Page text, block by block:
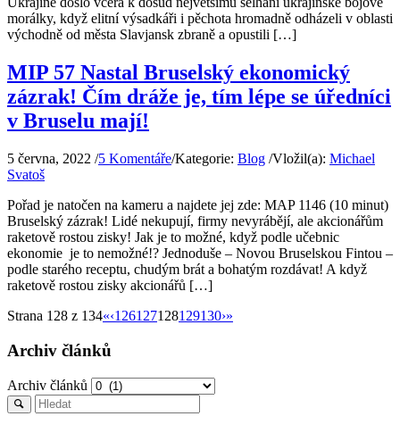
morálky, když elitní výsadkáři i pěchota hromadně odházeli v oblasti
východně od města Slavjansk zbraně a opustili […]
MIP 57 Nastal Bruselský ekonomický
zázrak! Čím dráže je, tím lépe se úředníci
v Bruselu mají!
5 června, 2022 /5 Komentáře/Kategorie: Blog /Vložil(a): Michael
Svatoš
Pořad je natočen na kameru a najdete jej zde: MAP 1146 (10 minut)
Bruselský zázrak! Lidé nekupují, firmy nevyrábějí, ale akcionářům
raketově rostou zisky! Jak je to možné, když podle učebnic
ekonomie je to nemožné!? Jednoduše – Novou Bruselskou Fintou –
podle starého receptu, chudým brát a bohatým rozdávat! A když
raketově rostou zisky akcionářů […]
Strana 128 z 134«‹126127128129130›»
Archiv článků
Archiv článků